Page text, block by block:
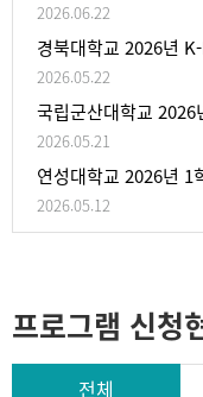
2026.06.22
경북대학교 2026년
2026.05.22
2026.05.21
연성대학교 2026년 1
2026.05.12
프로그램 신청
전체